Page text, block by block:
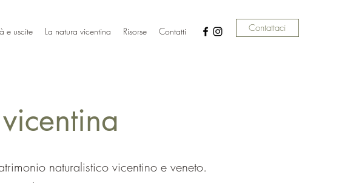
e uscite La natura vicentina Risorse Contatti Contattaci
naturalistico vicentino e veneto.